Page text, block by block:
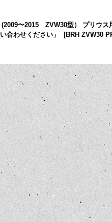
(2009〜2015 ZVW30型） プリウス
い合わせください」
[BRH ZVW30